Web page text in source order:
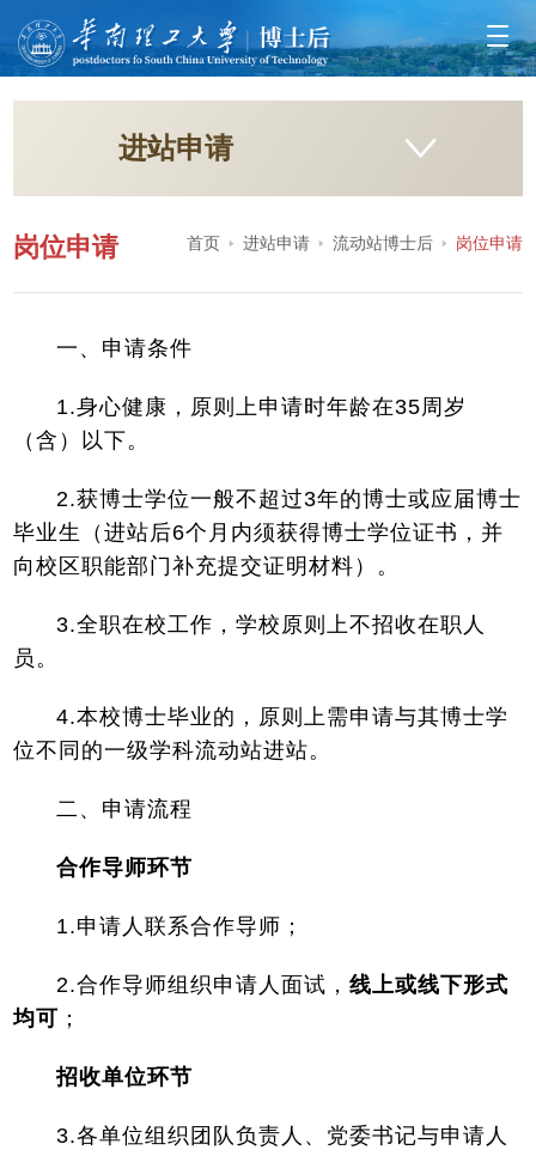
进站申请
首页 进站申请 流动站博士后 岗位申请
岗位申请
一、申请条件
1.身心健康，原则上申请时年龄在35周岁
（含）以下。
2.获博士学位一般不超过3年的博士或应届博士
毕业生（进站后6个月内须获得博士学位证书，并
向校区职能部门补充提交证明材料）。
3.全职在校工作，学校原则上不招收在职人
员。
4.本校博士毕业的，原则上需申请与其博士学
位不同的一级学科流动站进站。
二、申请流程
合作导师环节
1.申请人联系合作导师；
2.合作导师组织申请人面试，线上或线下形式
均可 ；
招收单位环节
3.各单位组织团队负责人、党委书记与申请人